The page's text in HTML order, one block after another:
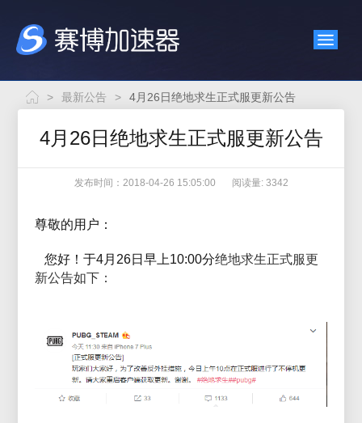
> 最新公告 > 4月26日绝地求生正式服更新公告
4月26日绝地求生正式服更新公告
发布时间：2018-04-26 15:05:00 阅读量: 3342
尊敬的用户：
您好！于4月26日早上10:00分绝地求生正式服更
新公告如下：